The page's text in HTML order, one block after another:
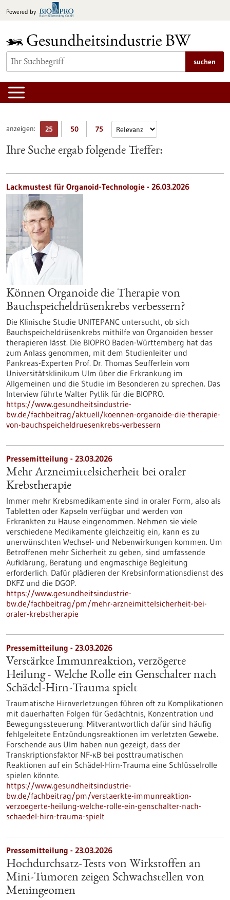
Inhalt
Powered by
suchen
anzeigen: 25 50 75
Ihre Suche ergab folgende Treffer:
Lackmustest für Organoid-Technologie - 26.03.2026
Können Organoide die Therapie von
Bauchspeicheldrüsenkrebs verbessern?
Die Klinische Studie UNITEPANC untersucht, ob sich
Bauchspeicheldrüsenkrebs mithilfe von Organoiden besser
therapieren lässt. Die BIOPRO Baden-Württemberg hat das
zum Anlass genommen, mit dem Studienleiter und
Pankreas-Experten Prof. Dr. Thomas Seufferlein vom
Universitätsklinikum Ulm über die Erkrankung im
Allgemeinen und die Studie im Besonderen zu sprechen. Das
Interview führte Walter Pytlik für die BIOPRO.
https://www.gesundheitsindustrie-
bw.de/fachbeitrag/aktuell/koennen-organoide-die-therapie-
von-bauchspeicheldruesenkrebs-verbessern
Pressemitteilung - 23.03.2026
Mehr Arzneimittelsicherheit bei oraler
Krebstherapie
Immer mehr Krebsmedikamente sind in oraler Form, also als
Tabletten oder Kapseln verfügbar und werden von
Erkrankten zu Hause eingenommen. Nehmen sie viele
verschiedene Medikamente gleichzeitig ein, kann es zu
unerwünschten Wechsel- und Nebenwirkungen kommen. Um
Betroffenen mehr Sicherheit zu geben, sind umfassende
Aufklärung, Beratung und engmaschige Begleitung
erforderlich. Dafür plädieren der Krebsinformationsdienst des
DKFZ und die DGOP.
https://www.gesundheitsindustrie-
bw.de/fachbeitrag/pm/mehr-arzneimittelsicherheit-bei-
oraler-krebstherapie
Pressemitteilung - 23.03.2026
Verstärkte Immunreaktion, verzögerte
Heilung - Welche Rolle ein Genschalter nach
Schädel-Hirn-Trauma spielt
Traumatische Hirnverletzungen führen oft zu Komplikationen
mit dauerhaften Folgen für Gedächtnis, Konzentration und
Bewegungssteuerung. Mitverantwortlich dafür sind häufig
fehlgeleitete Entzündungsreaktionen im verletzten Gewebe.
Forschende aus Ulm haben nun gezeigt, dass der
Transkriptionsfaktor NF-κB bei posttraumatischen
Reaktionen auf ein Schädel-Hirn-Trauma eine Schlüsselrolle
spielen könnte.
https://www.gesundheitsindustrie-
bw.de/fachbeitrag/pm/verstaerkte-immunreaktion-
verzoegerte-heilung-welche-rolle-ein-genschalter-nach-
schaedel-hirn-trauma-spielt
Pressemitteilung - 23.03.2026
Hochdurchsatz-Tests von Wirkstoffen an
Mini-Tumoren zeigen Schwachstellen von
Meningeomen